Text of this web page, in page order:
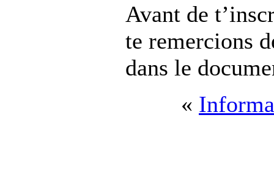
Avant de
te remercions
dans le
«